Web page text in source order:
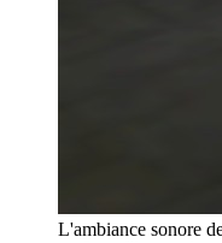
L'ambiance sonore